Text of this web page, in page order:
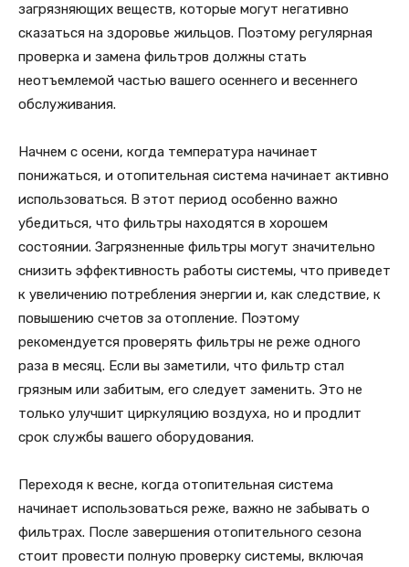
загрязняющих веществ, которые могут негативно
сказаться на здоровье жильцов. Поэтому регулярная
проверка и замена фильтров должны стать
неотъемлемой частью вашего осеннего и весеннего
обслуживания.
Начнем с осени, когда температура начинает
понижаться, и отопительная система начинает активно
использоваться. В этот период особенно важно
убедиться, что фильтры находятся в хорошем
состоянии. Загрязненные фильтры могут значительно
снизить эффективность работы системы, что приведет
к увеличению потребления энергии и, как следствие, к
повышению счетов за отопление. Поэтому
рекомендуется проверять фильтры не реже одного
раза в месяц. Если вы заметили, что фильтр стал
грязным или забитым, его следует заменить. Это не
только улучшит циркуляцию воздуха, но и продлит
срок службы вашего оборудования.
Переходя к весне, когда отопительная система
начинает использоваться реже, важно не забывать о
фильтрах. После завершения отопительного сезона
стоит провести полную проверку системы, включая